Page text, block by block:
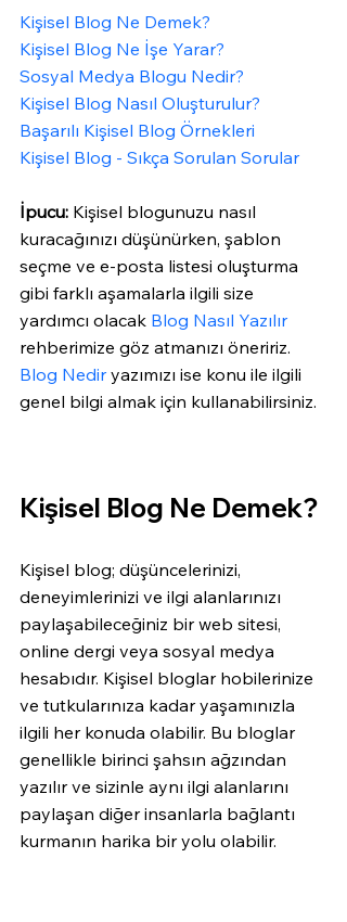
Kişisel Blog Ne Demek?
Kişisel Blog Ne İşe Yarar?
Sosyal Medya Blogu Nedir?
Kişisel Blog Nasıl Oluşturulur?
Başarılı Kişisel Blog Örnekleri
Kişisel Blog - Sıkça Sorulan Sorular
İpucu: Kişisel blogunuzu nasıl
kuracağınızı düşünürken, şablon
seçme ve e-posta listesi oluşturma
gibi farklı aşamalarla ilgili size
yardımcı olacak Blog Nasıl Yazılır
rehberimize göz atmanızı öneririz.
Blog Nedir yazımızı ise konu ile ilgili
genel bilgi almak için kullanabilirsiniz.
Kişisel Blog Ne Demek?
Kişisel blog; düşüncelerinizi,
deneyimlerinizi ve ilgi alanlarınızı
paylaşabileceğiniz bir web sitesi,
online dergi veya sosyal medya
hesabıdır. Kişisel bloglar hobilerinize
ve tutkularınıza kadar yaşamınızla
ilgili her konuda olabilir. Bu bloglar
genellikle birinci şahsın ağzından
yazılır ve sizinle aynı ilgi alanlarını
paylaşan diğer insanlarla bağlantı
kurmanın harika bir yolu olabilir.